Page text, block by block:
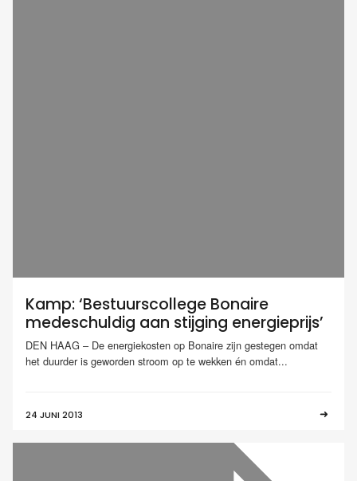
Kamp: ‘Bestuurscollege Bonaire
medeschuldig aan stijging energieprijs’
DEN HAAG – De energiekosten op Bonaire zijn gestegen omdat
het duurder is geworden stroom op te wekken én omdat...
24 JUNI 2013